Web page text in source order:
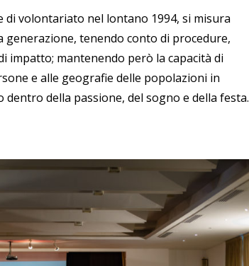
di volontariato nel lontano 1994, si misura
tenendo conto di procedure,
impatto; mantenendo però la capacità di
e alle geografie delle popolazioni in
della passione, del sogno e della festa.